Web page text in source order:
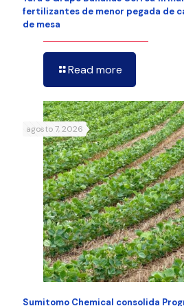
fertilizantes de menor pegada de
de mesa
Read more
agosto 7, 2026
Sumitomo Chemical consolida